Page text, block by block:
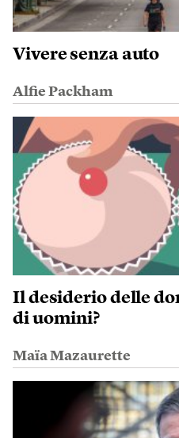
Vivere senza auto
Alfie Packham
Il desiderio delle
di uomini?
Maïa Mazaurette